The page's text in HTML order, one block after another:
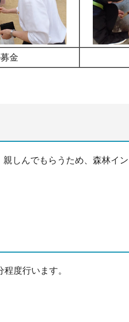
金
しんでもらうため、森林イ
度行います。